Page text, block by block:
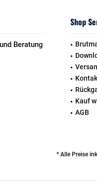
Beratung
Shop
Kauf
AGB
* Alle Preise